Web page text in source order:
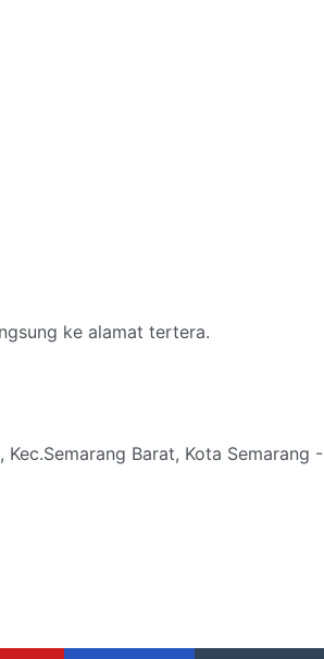
ke alamat tertera.
Kec.Semarang Barat, Kota Semarang -